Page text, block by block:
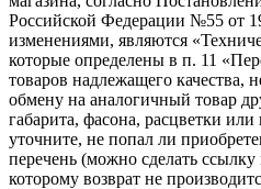
Российской Федерации №55 от
изменениями, являются
которые определены в п. 11
товаров надлежащего качества,
обмену на аналогичный товар
габарита, фасона, расцветки
уточните, не попал ли
перечень (можно сделать
которому возврат не